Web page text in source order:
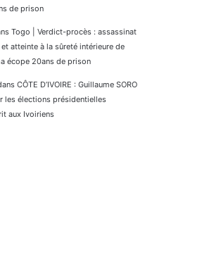
de prison
Togo | Verdict-procès : assassinat
atteinte à la sûreté intérieure de
écope 20ans de prison
CÔTE D’IVOIRE : Guillaume SORO
les élections présidentielles
aux Ivoiriens